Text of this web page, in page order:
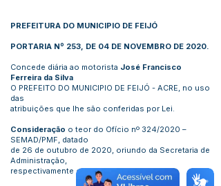
PREFEITURA DO MUNICIPIO DE FEIJÓ
PORTARIA Nº 253, DE 04 DE NOVEMBRO DE 2020.
Concede diária ao motorista José Francisco
Ferreira da Silva
O PREFEITO DO MUNICIPIO DE FEIJÓ - ACRE, no uso
das
atribuições que lhe são conferidas por Lei.
Consideração o teor do Ofício nº 324/2020 –
SEMAD/PMF, datado
de 26 de outubro de 2020, oriundo da Secretaria de
Administração,
respectivamente com proposta de viagem.